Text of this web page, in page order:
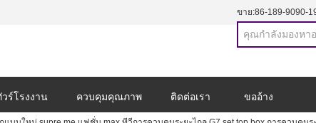
ขาย:86-189-9090-
ร์โรงงาน ควบคุมคุณภาพ ติดต่อเรา ขออ้าง